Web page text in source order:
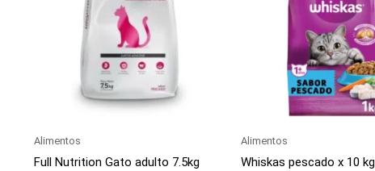
Alimentos
Full Nutrition Gato adulto 7.5kg
Alimentos
Whiskas pescado x 10 kg